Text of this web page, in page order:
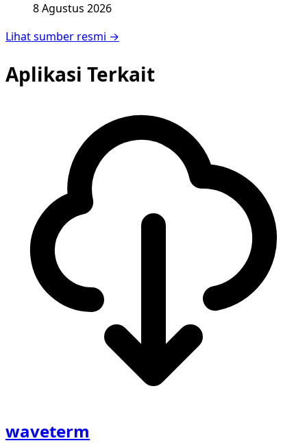
8 Agustus 2026
Lihat sumber resmi →
Aplikasi Terkait
waveterm